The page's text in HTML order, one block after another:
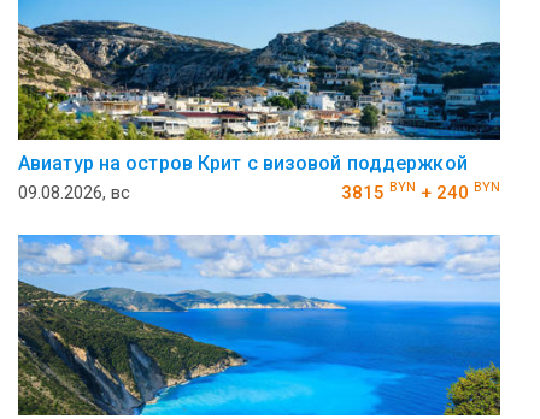
Авиатур на остров Крит с визовой поддержкой
09.08.2026, вс 3815 BYN + 240 BYN